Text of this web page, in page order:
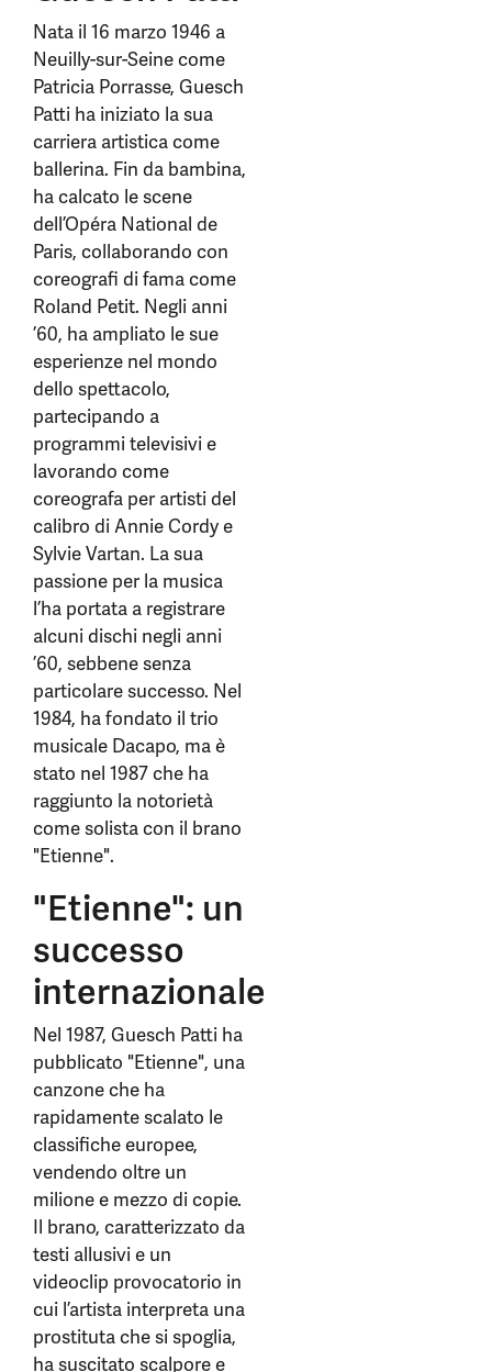
Nata il 16 marzo 1946 a
Neuilly-sur-Seine come
Patricia Porrasse, Guesch
Patti ha iniziato la sua
carriera artistica come
ballerina. Fin da bambina,
ha calcato le scene
dell’Opéra National de
Paris, collaborando con
coreografi di fama come
Roland Petit. Negli anni
’60, ha ampliato le sue
esperienze nel mondo
dello spettacolo,
partecipando a
programmi televisivi e
lavorando come
coreografa per artisti del
calibro di Annie Cordy e
Sylvie Vartan. La sua
passione per la musica
l’ha portata a registrare
alcuni dischi negli anni
’60, sebbene senza
particolare successo. Nel
1984, ha fondato il trio
musicale Dacapo, ma è
stato nel 1987 che ha
raggiunto la notorietà
come solista con il brano
"Etienne".
"Etienne": un
successo
internazionale
Nel 1987, Guesch Patti ha
pubblicato "Etienne", una
canzone che ha
rapidamente scalato le
classifiche europee,
vendendo oltre un
milione e mezzo di copie.
Il brano, caratterizzato da
testi allusivi e un
videoclip provocatorio in
cui l’artista interpreta una
prostituta che si spoglia,
ha suscitato scalpore e